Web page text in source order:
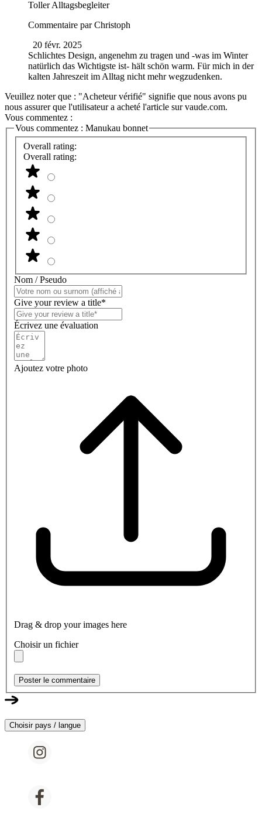
Toller Alltagsbegleiter
Commentaire parChristoph
20 févr. 2025
Schlichtes Design, angenehm zu tragen und -was im Winter
natürlich das Wichtigste ist- hält schön warm. Für mich in der
kalten Jahreszeit im Alltag nicht mehr wegzudenken.
Veuillez noter que : "Acheteur vérifié" signifie que nous avons pu
nous assurer que l'utilisateur a acheté l'article sur vaude.com.
Vous commentez :
Vous commentez : Manukau bonnet
Overall rating:
Overall rating:
Nom / Pseudo
Give your review a title*
Écrivez une évaluation
Ajoutez votre photo
Drag & drop your images here
Choisir un fichier
Poster le commentaire
Choisir pays / langue